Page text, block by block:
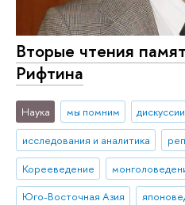
Вторые чтения
Рифтина
Наука мы помним
дискуссии
исследования и аналитика
Корееведение
Юго-Восточная Азия